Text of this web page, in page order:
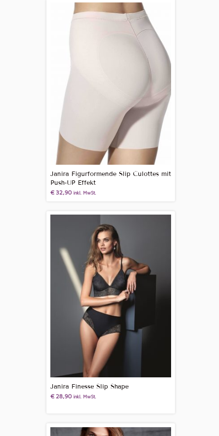
Janira Figurformende Slip Culottes mit
Push-UP Effekt
€32,90 inkl. MwSt.
Janira Finesse Slip Shape
€28,90 inkl. MwSt.